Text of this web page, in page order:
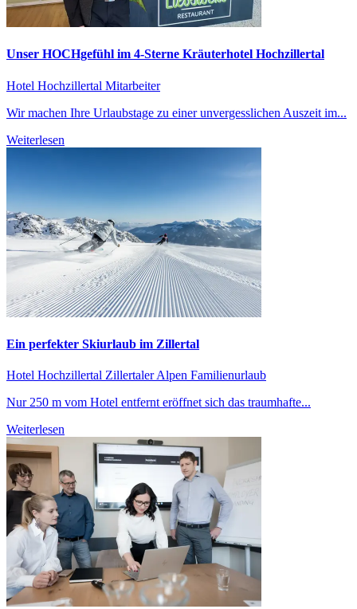
Unser HOCHgefühl im 4-Sterne Kräuterhotel Hochzillertal
Hotel Hochzillertal Mitarbeiter
Wir machen Ihre Urlaubstage zu einer unvergesslichen Auszeit im...
Weiterlesen
Ein perfekter Skiurlaub im Zillertal
Hotel Hochzillertal Zillertaler Alpen Familienurlaub
Nur 250 m vom Hotel entfernt eröffnet sich das traumhafte...
Weiterlesen